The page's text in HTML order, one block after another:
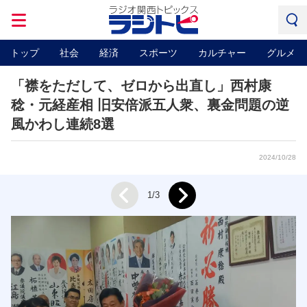
トップ 社会 経済 スポーツ カルチャー グルメ
「襟をただして、ゼロから出直し」西村康
稔・元経産相 旧安倍派五人衆、裏金問題の逆
風かわし連続8選
2024/10/28
Prev 1/3 Next